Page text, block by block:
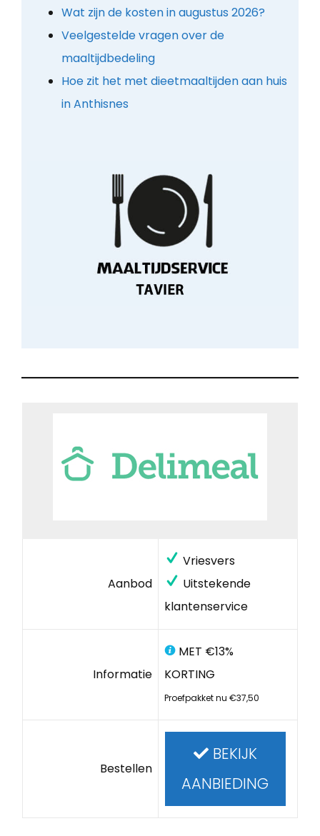
Wat zijn de kosten in augustus 2026?
Veelgestelde vragen over de
maaltijdbedeling
Hoe zit het met dieetmaaltijden aan huis
in Anthisnes
Aanbod
Vriesvers
Uitstekende
klantenservice
Informatie
MET €13%
KORTING
Proefpakket nu €37,50
Bestellen
BEKIJK
AANBIEDING